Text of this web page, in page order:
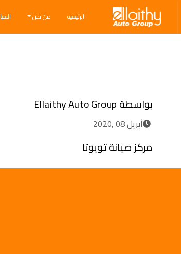
Ellaithy Auto Group
navigation
الرئيسية من نحن
بواسطةEllaithy Auto Group
أبريل 08 ,2020
مركز صيانة تويوتا